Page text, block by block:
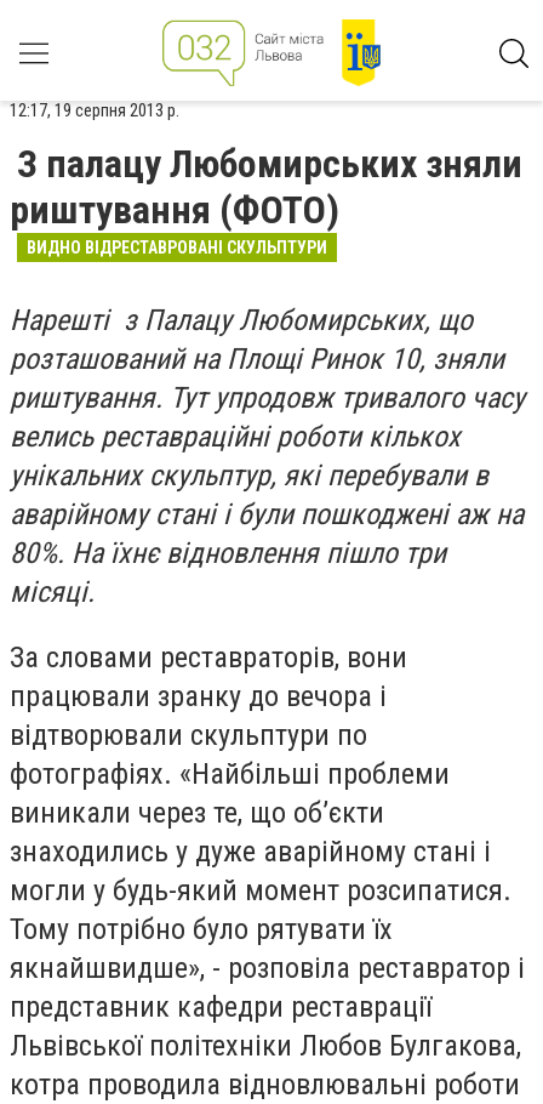
12:17, 19 серпня 2013 р.
З палацу Любомирських зняли
риштування (ФОТО)
ВИДНО ВІДРЕСТАВРОВАНІ СКУЛЬПТУРИ
Нарешті з Палацу Любомирських, що
розташований на Площі Ринок 10, зняли
риштування. Тут упродовж тривалого часу
велись реставраційні роботи кількох
унікальних скульптур, які перебували в
аварійному стані і були пошкоджені аж на
80%. На їхнє відновлення пішло три
місяці.
За словами реставраторів, вони
працювали зранку до вечора і
відтворювали скульптури по
фотографіях. «Найбільші проблеми
виникали через те, що об’єкти
знаходились у дуже аварійному стані і
могли у будь-який момент розсипатися.
Тому потрібно було рятувати їх
якнайшвидше», - розповіла реставратор і
представник кафедри реставрації
Львівської політехніки Любов Булгакова,
котра проводила відновлювальні роботи